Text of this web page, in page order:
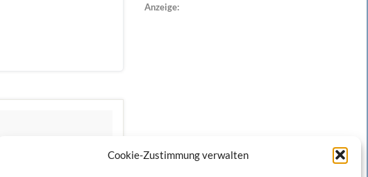
Cookie-Zustimmung verwalten
Anzeige: